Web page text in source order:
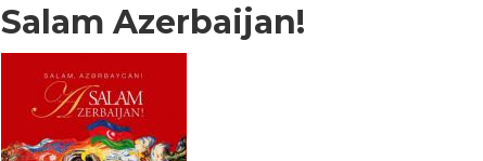
Salam Azerbaijan!